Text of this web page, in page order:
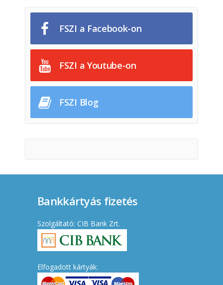
FSZI a Facebook-on
FSZI a Youtube-on
FSZI Blog
Bankkártyás fizetés
Szolgáltató: CIB Bank Zrt.
Elfogadott kártyák: